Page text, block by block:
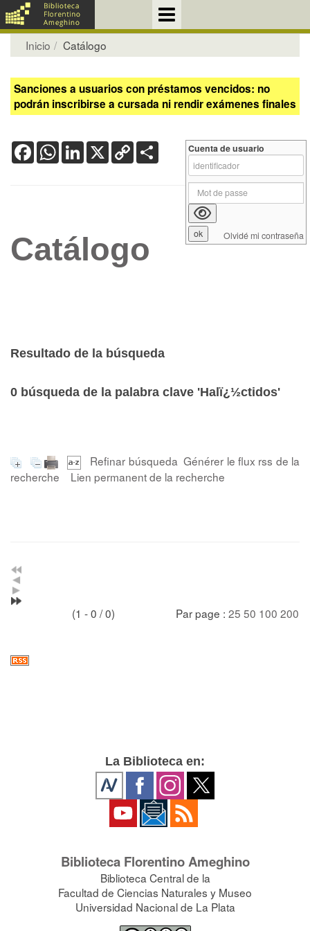
Inicio Catálogo
Sanciones a usuarios con préstamos vencidos: no
podrán inscribirse a cursada ni rendir exámenes finales
FacebookWhatsApp
LinkedIn
X Copy
Link
Catálogo
Resultado de la búsqueda
0 búsqueda de la palabra clave 'Halï¿½ctidos'
Refinar búsqueda Générer le flux rss de la
recherche
Lien permanent de la recherche
(1 - 0 / 0) Par page : 25 50 100 200
Cuenta de usuario
Olvidé mi contraseña
La Biblioteca en:
Biblioteca Florentino Ameghino
Biblioteca Central de la
Facultad de Ciencias Naturales y Museo
Universidad Nacional de La Plata